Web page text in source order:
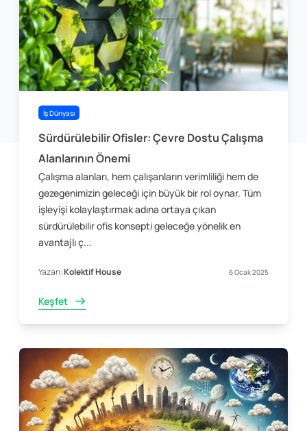
İş Dünyası
Sürdürülebilir Ofisler: Çevre Dostu Çalışma
Alanlarının Önemi
Çalışma alanları, hem çalışanların verimliliği hem de
gezegenimizin geleceği için büyük bir rol oynar. Tüm
işleyişi kolaylaştırmak adına ortaya çıkan
sürdürülebilir ofis konsepti geleceğe yönelik en
avantajlı ç...
Yazan:Kolektif House 6 Ocak 2025
Keşfet